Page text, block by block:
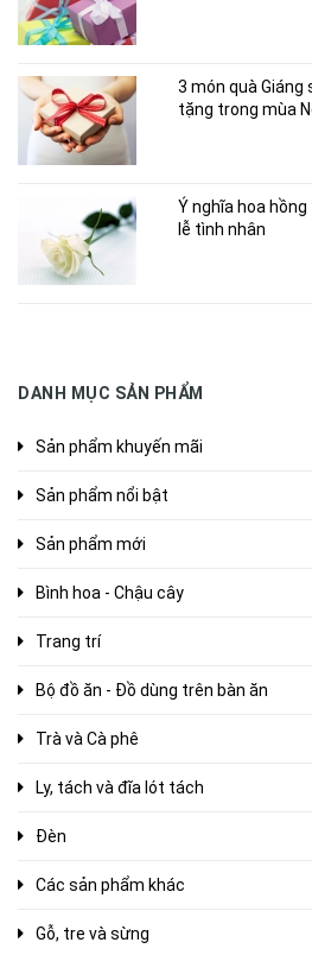
3 món quà Giáng
tặng trong mùa
Ý nghĩa hoa
lễ tình nhân
DANH MỤC SẢN PHẨM
Sản phẩm khuyến mãi
Sản phẩm nổi bật
Sản phẩm mới
Bình hoa - Chậu cây
Trang trí
Bộ đồ ăn - Đồ dùng trên bàn ăn
Trà và Cà phê
Ly, tách và đĩa lót tách
Đèn
Các sản phẩm khác
Gỗ, tre và sừng